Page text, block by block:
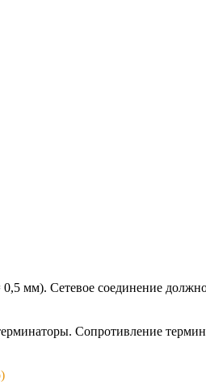
мм). Сетевое соединение
Сопротивление